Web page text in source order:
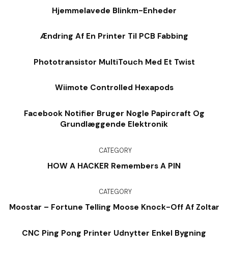
Hjemmelavede Blinkm-Enheder
Ændring Af En Printer Til PCB Fabbing
Phototransistor MultiTouch Med Et Twist
Wiimote Controlled Hexapods
Facebook Notifier Bruger Nogle Papircraft Og
Grundlæggende Elektronik
CATEGORY
HOW A HACKER Remembers A PIN
CATEGORY
Moostar – Fortune Telling Moose Knock-Off Af Zoltar
CNC Ping Pong Printer Udnytter Enkel Bygning